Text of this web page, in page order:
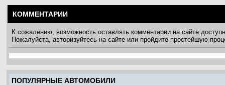
КОММЕНТАРИИ
К сожалению, возможность оставлять комментарии на сайте
Пожалуйста, авторизуйтесь на сайте или пройдите простейшую
ПОПУЛЯРНЫЕ АВТОМОБИЛИ